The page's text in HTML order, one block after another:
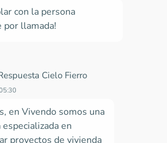
con la persona
llamada!
Cielo Fierro
en Vivendo somos una
en
proyectos de vivienda